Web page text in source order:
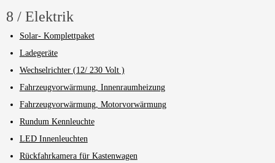
8 / Elektrik
Solar- Komplettpaket
Ladegeräte
Wechselrichter (12/ 230 Volt )
Fahrzeugvorwärmung, Innenraumheizung
Fahrzeugvorwärmung, Motorvorwärmung
Rundum Kennleuchte
LED Innenleuchten
Rückfahrkamera für Kastenwagen